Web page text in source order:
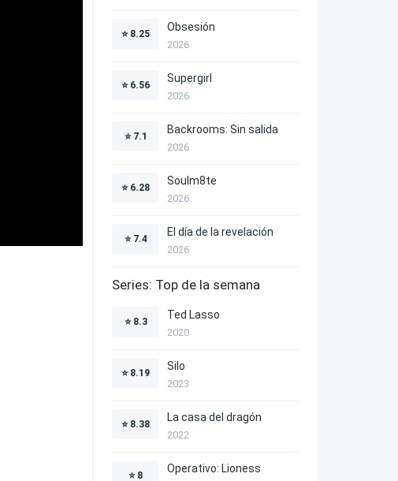
⭐ 8.25
Obsesión
2026
⭐ 6.56
Supergirl
2026
⭐ 7.1
Backrooms: Sin salida
2026
⭐ 6.28
Soulm8te
2026
⭐ 7.4
El día de la revelación
2026
Series: Top de la semana
⭐ 8.3
Ted Lasso
2020
⭐ 8.19
Silo
2023
⭐ 8.38
La casa del dragón
2022
⭐ 8
Operativo: Lioness